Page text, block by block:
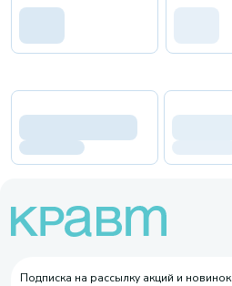
Подписка на рассылку акций и новинок